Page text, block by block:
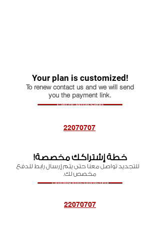
Your plan is customized!
To renew contact us and we will send
you the payment link.
خطة إشتراكك مخصصة!
للتجديد تواصل معنا حتى يتم إرسال رابط للدفع
مخصص لك.
22070707
Call or What'sapp
إتصل أو أرسل رسالة واتساب
22070707